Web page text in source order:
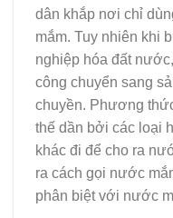
dân khắp nơi chỉ
mắm. Tuy nhiên khi
nghiệp hóa đất
công chuyển sang
chuyền. Phương
thế dần bởi các loại
khác đi để cho ra
ra cách gọi nước
phân biệt với nước